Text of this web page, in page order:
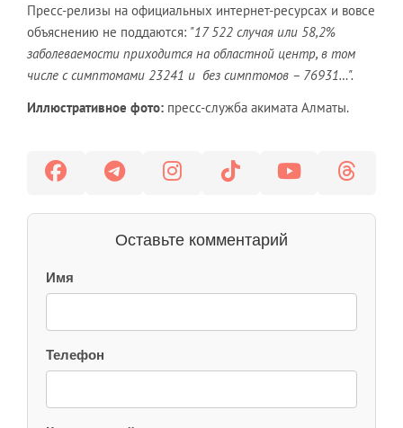
Пресс-релизы на официальных интернет-ресурсах и вовсе
объяснению не поддаются: "17 522 случая или 58,2%
заболеваемости приходится на областной центр, в том
числе с симптомами 23241 и без симптомов – 76931…".
Иллюстративное фото: пресс-служба акимата Алматы.
Оставьте комментарий
Имя
Телефон